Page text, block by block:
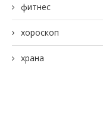
фитнес
хороскоп
храна